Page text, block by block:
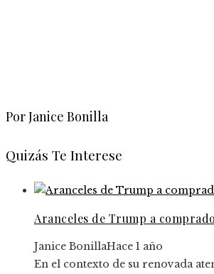
Por Janice Bonilla
Quizás Te Interese
Aranceles de Trump a
Janice BonillaHace 1 año
En el contexto de su renovada